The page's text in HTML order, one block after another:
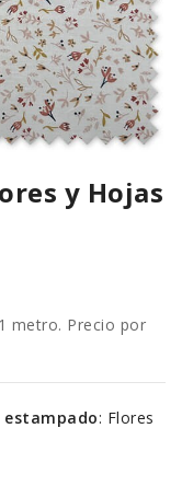
y Hojas
metro. Precio por
: Flores